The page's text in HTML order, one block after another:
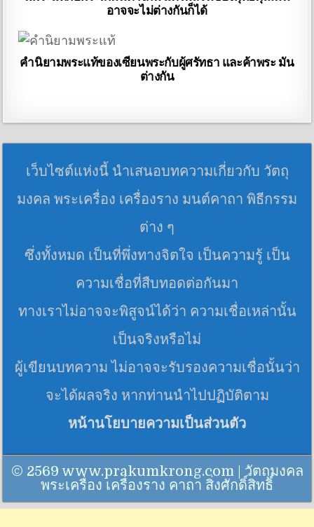
อาจจะไม่ต่างกันก็ได้
คำนิยามพระแท้ของเซียนพระกับผู้ศรัทธา และค้าพระ มัน
ต่างกัน
เว็บไซต์แห่งนี้ นำเสนอบทความเกี่ยวกับ วัตถุ
มงคล พระเครื่อง เครื่องราง มนต์คาถา พิธีกรรม
ต่าง ๆ
ซึ่งทั้งหมด เป็นที่พึ่งทางจิตใจ เป็นความรู้ เป็น
ความเชื่อที่สืบทอดต่อกันมา
ทางเราไม่อาจจะพิสูจน์ได้ว่า ความเชื่อเหล่านั้น
เป็นจริงหรือไม่
ผู้เขียนบทความ ไม่อาจจะรับรองความเชื่อนั้นว่า
จะได้ผลจริง หากท่านนำไปปฏิบัติตาม
หน้านโยบายความเป็นส่วนตัว
© 2569 www.prakumkrong.com | วัตถุมงคล
พระเครื่อง เครื่องราง คาถา สิ่งศักดิ์สิทธิ์